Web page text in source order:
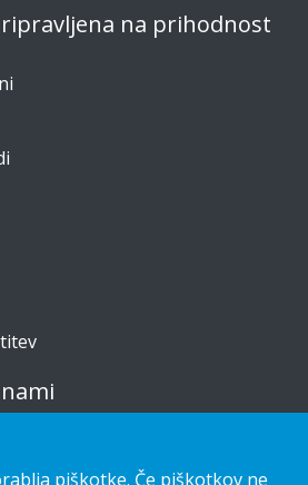
na prihodnost
piškotke. Če piškotkov ne